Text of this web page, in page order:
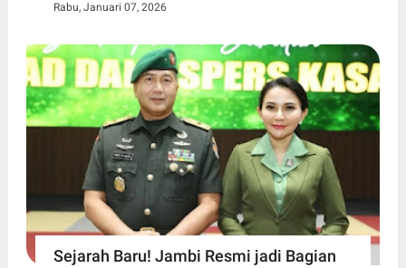
Rabu, Januari 07, 2026
Sejarah Baru! Jambi Resmi jadi Bagian